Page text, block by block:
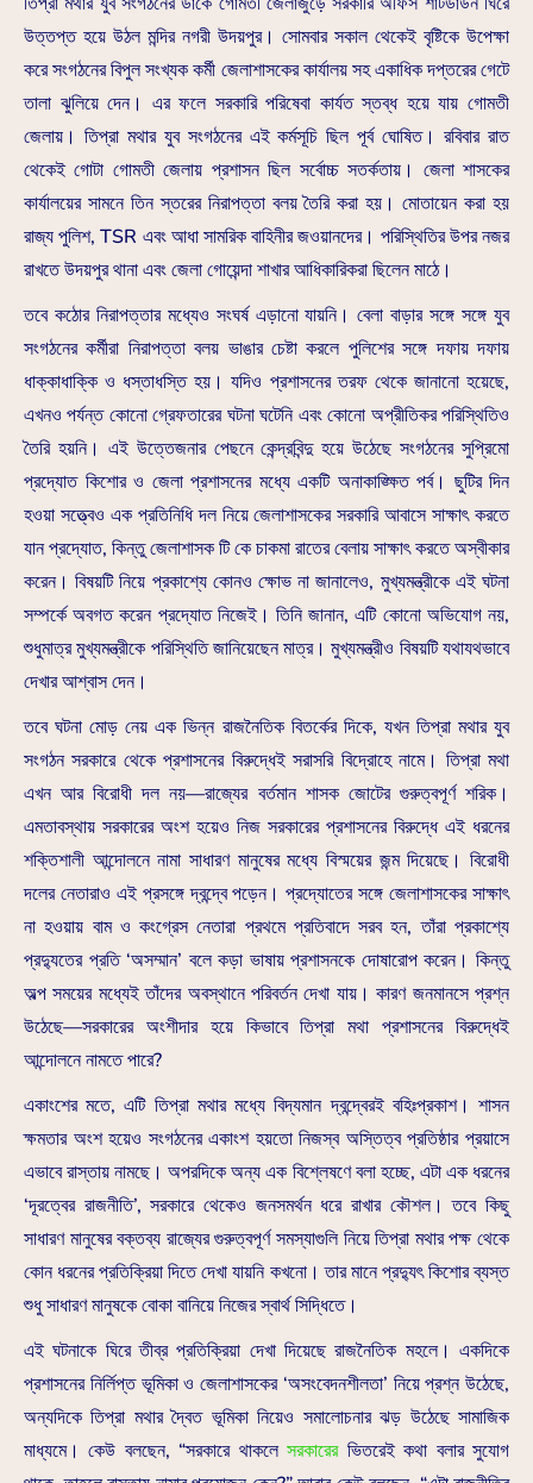
উত্তপ্ত হয়ে উঠল মন্দির নগরী উদয়পুর। সোমবার সকাল থেকেই বৃষ্টিকে উপেক্ষা
করে সংগঠনের বিপুল সংখ্যক কর্মী জেলাশাসকের কার্যালয় সহ একাধিক দপ্তরের গেটে
তালা ঝুলিয়ে দেন। এর ফলে সরকারি পরিষেবা কার্যত স্তব্ধ হয়ে যায় গোমতী
জেলায়। তিপ্রা মথার যুব সংগঠনের এই কর্মসূচি ছিল পূর্ব ঘোষিত। রবিবার রাত
থেকেই গোটা গোমতী জেলায় প্রশাসন ছিল সর্বোচ্চ সতর্কতায়। জেলা শাসকের
কার্যালয়ের সামনে তিন স্তরের নিরাপত্তা বলয় তৈরি করা হয়। মোতায়েন করা হয়
রাজ্য পুলিশ, TSR এবং আধা সামরিক বাহিনীর জওয়ানদের। পরিস্থিতির উপর নজর
রাখতে উদয়পুর থানা এবং জেলা গোয়েন্দা শাখার আধিকারিকরা ছিলেন মাঠে।
তবে কঠোর নিরাপত্তার মধ্যেও সংঘর্ষ এড়ানো যায়নি। বেলা বাড়ার সঙ্গে সঙ্গে যুব
সংগঠনের কর্মীরা নিরাপত্তা বলয় ভাঙার চেষ্টা করলে পুলিশের সঙ্গে দফায় দফায়
ধাক্কাধাক্কি ও ধস্তাধস্তি হয়। যদিও প্রশাসনের তরফ থেকে জানানো হয়েছে,
এখনও পর্যন্ত কোনো গ্রেফতারের ঘটনা ঘটেনি এবং কোনো অপ্রীতিকর পরিস্থিতিও
তৈরি হয়নি। এই উত্তেজনার পেছনে কেন্দ্রবিন্দু হয়ে উঠেছে সংগঠনের সুপ্রিমো
প্রদ্যোত কিশোর ও জেলা প্রশাসনের মধ্যে একটি অনাকাঙ্ক্ষিত পর্ব। ছুটির দিন
হওয়া সত্ত্বেও এক প্রতিনিধি দল নিয়ে জেলাশাসকের সরকারি আবাসে সাক্ষাৎ করতে
যান প্রদ্যোত, কিন্তু জেলাশাসক টি কে চাকমা রাতের বেলায় সাক্ষাৎ করতে অস্বীকার
করেন। বিষয়টি নিয়ে প্রকাশ্যে কোনও ক্ষোভ না জানালেও, মুখ্যমন্ত্রীকে এই ঘটনা
সম্পর্কে অবগত করেন প্রদ্যোত নিজেই। তিনি জানান, এটি কোনো অভিযোগ নয়,
শুধুমাত্র মুখ্যমন্ত্রীকে পরিস্থিতি জানিয়েছেন মাত্র। মুখ্যমন্ত্রীও বিষয়টি যথাযথভাবে
দেখার আশ্বাস দেন।
তবে ঘটনা মোড় নেয় এক ভিন্ন রাজনৈতিক বিতর্কের দিকে, যখন তিপ্রা মথার যুব
সংগঠন সরকারে থেকে প্রশাসনের বিরুদ্ধেই সরাসরি বিদ্রোহে নামে। তিপ্রা মথা
এখন আর বিরোধী দল নয়—রাজ্যের বর্তমান শাসক জোটের গুরুত্বপূর্ণ শরিক।
এমতাবস্থায় সরকারের অংশ হয়েও নিজ সরকারের প্রশাসনের বিরুদ্ধে এই ধরনের
শক্তিশালী আন্দোলনে নামা সাধারণ মানুষের মধ্যে বিস্ময়ের জন্ম দিয়েছে। বিরোধী
দলের নেতারাও এই প্রসঙ্গে দ্বন্দ্বে পড়েন। প্রদ্যোতের সঙ্গে জেলাশাসকের সাক্ষাৎ
না হওয়ায় বাম ও কংগ্রেস নেতারা প্রথমে প্রতিবাদে সরব হন, তাঁরা প্রকাশ্যে
প্রদ্যুতের প্রতি ‘অসম্মান’ বলে কড়া ভাষায় প্রশাসনকে দোষারোপ করেন। কিন্তু
অল্প সময়ের মধ্যেই তাঁদের অবস্থানে পরিবর্তন দেখা যায়। কারণ জনমানসে প্রশ্ন
উঠেছে—সরকারের অংশীদার হয়ে কিভাবে তিপ্রা মথা প্রশাসনের বিরুদ্ধেই
আন্দোলনে নামতে পারে?
একাংশের মতে, এটি তিপ্রা মথার মধ্যে বিদ্যমান দ্বন্দ্বেরই বহিঃপ্রকাশ। শাসন
ক্ষমতার অংশ হয়েও সংগঠনের একাংশ হয়তো নিজস্ব অস্তিত্ব প্রতিষ্ঠার প্রয়াসে
এভাবে রাস্তায় নামছে। অপরদিকে অন্য এক বিশ্লেষণে বলা হচ্ছে, এটা এক ধরনের
‘দূরত্বের রাজনীতি’, সরকারে থেকেও জনসমর্থন ধরে রাখার কৌশল। তবে কিছু
সাধারণ মানুষের বক্তব্য রাজ্যের গুরুত্বপূর্ণ সমস্যাগুলি নিয়ে তিপ্রা মথার পক্ষ থেকে
কোন ধরনের প্রতিক্রিয়া দিতে দেখা যায়নি কখনো। তার মানে প্রদ্যুৎ কিশোর ব্যস্ত
শুধু সাধারণ মানুষকে বোকা বানিয়ে নিজের স্বার্থ সিদ্ধিতে।
এই ঘটনাকে ঘিরে তীব্র প্রতিক্রিয়া দেখা দিয়েছে রাজনৈতিক মহলে। একদিকে
প্রশাসনের নির্লিপ্ত ভূমিকা ও জেলাশাসকের ‘অসংবেদনশীলতা’ নিয়ে প্রশ্ন উঠেছে,
অন্যদিকে তিপ্রা মথার দ্বৈত ভূমিকা নিয়েও সমালোচনার ঝড় উঠেছে সামাজিক
মাধ্যমে। কেউ বলছেন, “সরকারে থাকলেসরকারেরভিতরেই কথা বলার সুযোগ